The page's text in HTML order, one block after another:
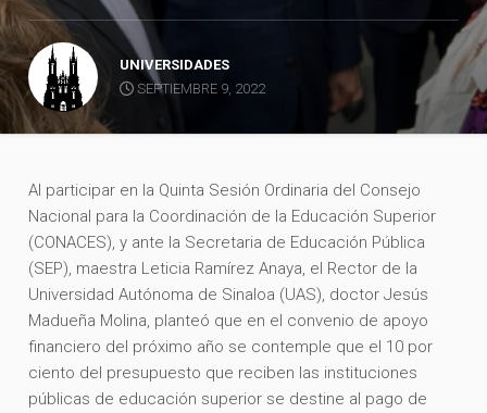
UNIVERSIDADES
SEPTIEMBRE 9, 2022
Al participar en la Quinta Sesión Ordinaria del Consejo
Nacional para la Coordinación de la Educación Superior
(CONACES), y ante la Secretaria de Educación Pública
(SEP), maestra Leticia Ramírez Anaya, el Rector de la
Universidad Autónoma de Sinaloa (UAS), doctor Jesús
Madueña Molina, planteó que en el convenio de apoyo
financiero del próximo año se contemple que el 10 por
ciento del presupuesto que reciben las instituciones
públicas de educación superior se destine al pago de